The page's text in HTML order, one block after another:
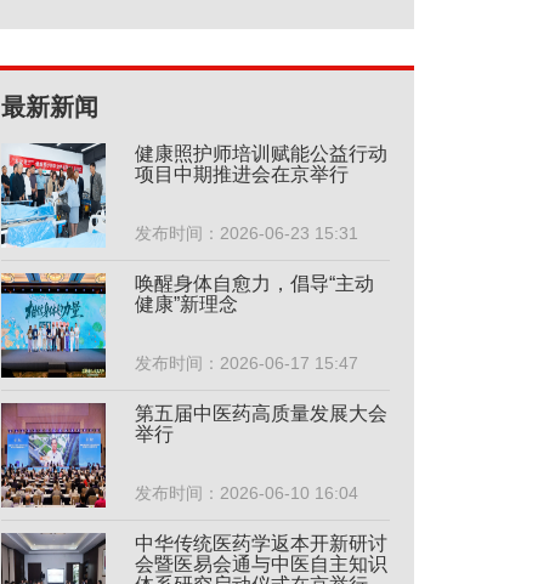
最新新闻
健康照护师培训赋能公益行动
项目中期推进会在京举行
发布时间：2026-06-23 15:31
唤醒身体自愈力，倡导“主动
健康”新理念
发布时间：2026-06-17 15:47
第五届中医药高质量发展大会
举行
发布时间：2026-06-10 16:04
中华传统医药学返本开新研讨
会暨医易会通与中医自主知识